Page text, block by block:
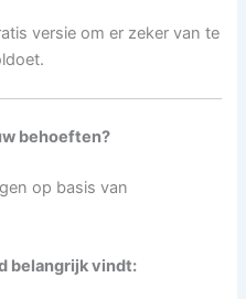
versie om er zeker van te
behoeften?
op basis van
belangrijk vindt: